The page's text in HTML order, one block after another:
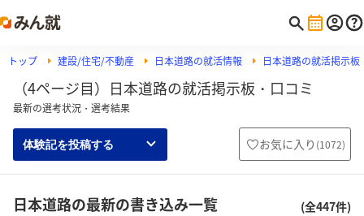
トップ 建設/住宅/不動産 日本道路の就活情報 日本道路の就活掲示板
（4ページ目）日本道路の就活掲示板・口コミ
最新の選考状況・選考結果
体験記を投稿する お気に入り (1072)
日本道路の最新の書き込み一覧 (全447件)